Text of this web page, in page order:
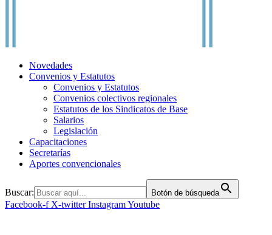
Novedades
Convenios y Estatutos
Convenios y Estatutos
Convenios colectivos regionales
Estatutos de los Sindicatos de Base
Salarios
Legislación
Capacitaciones
Secretarías
Aportes convencionales
Buscar: Botón de búsqueda
Facebook-f X-twitter InstagramYoutube